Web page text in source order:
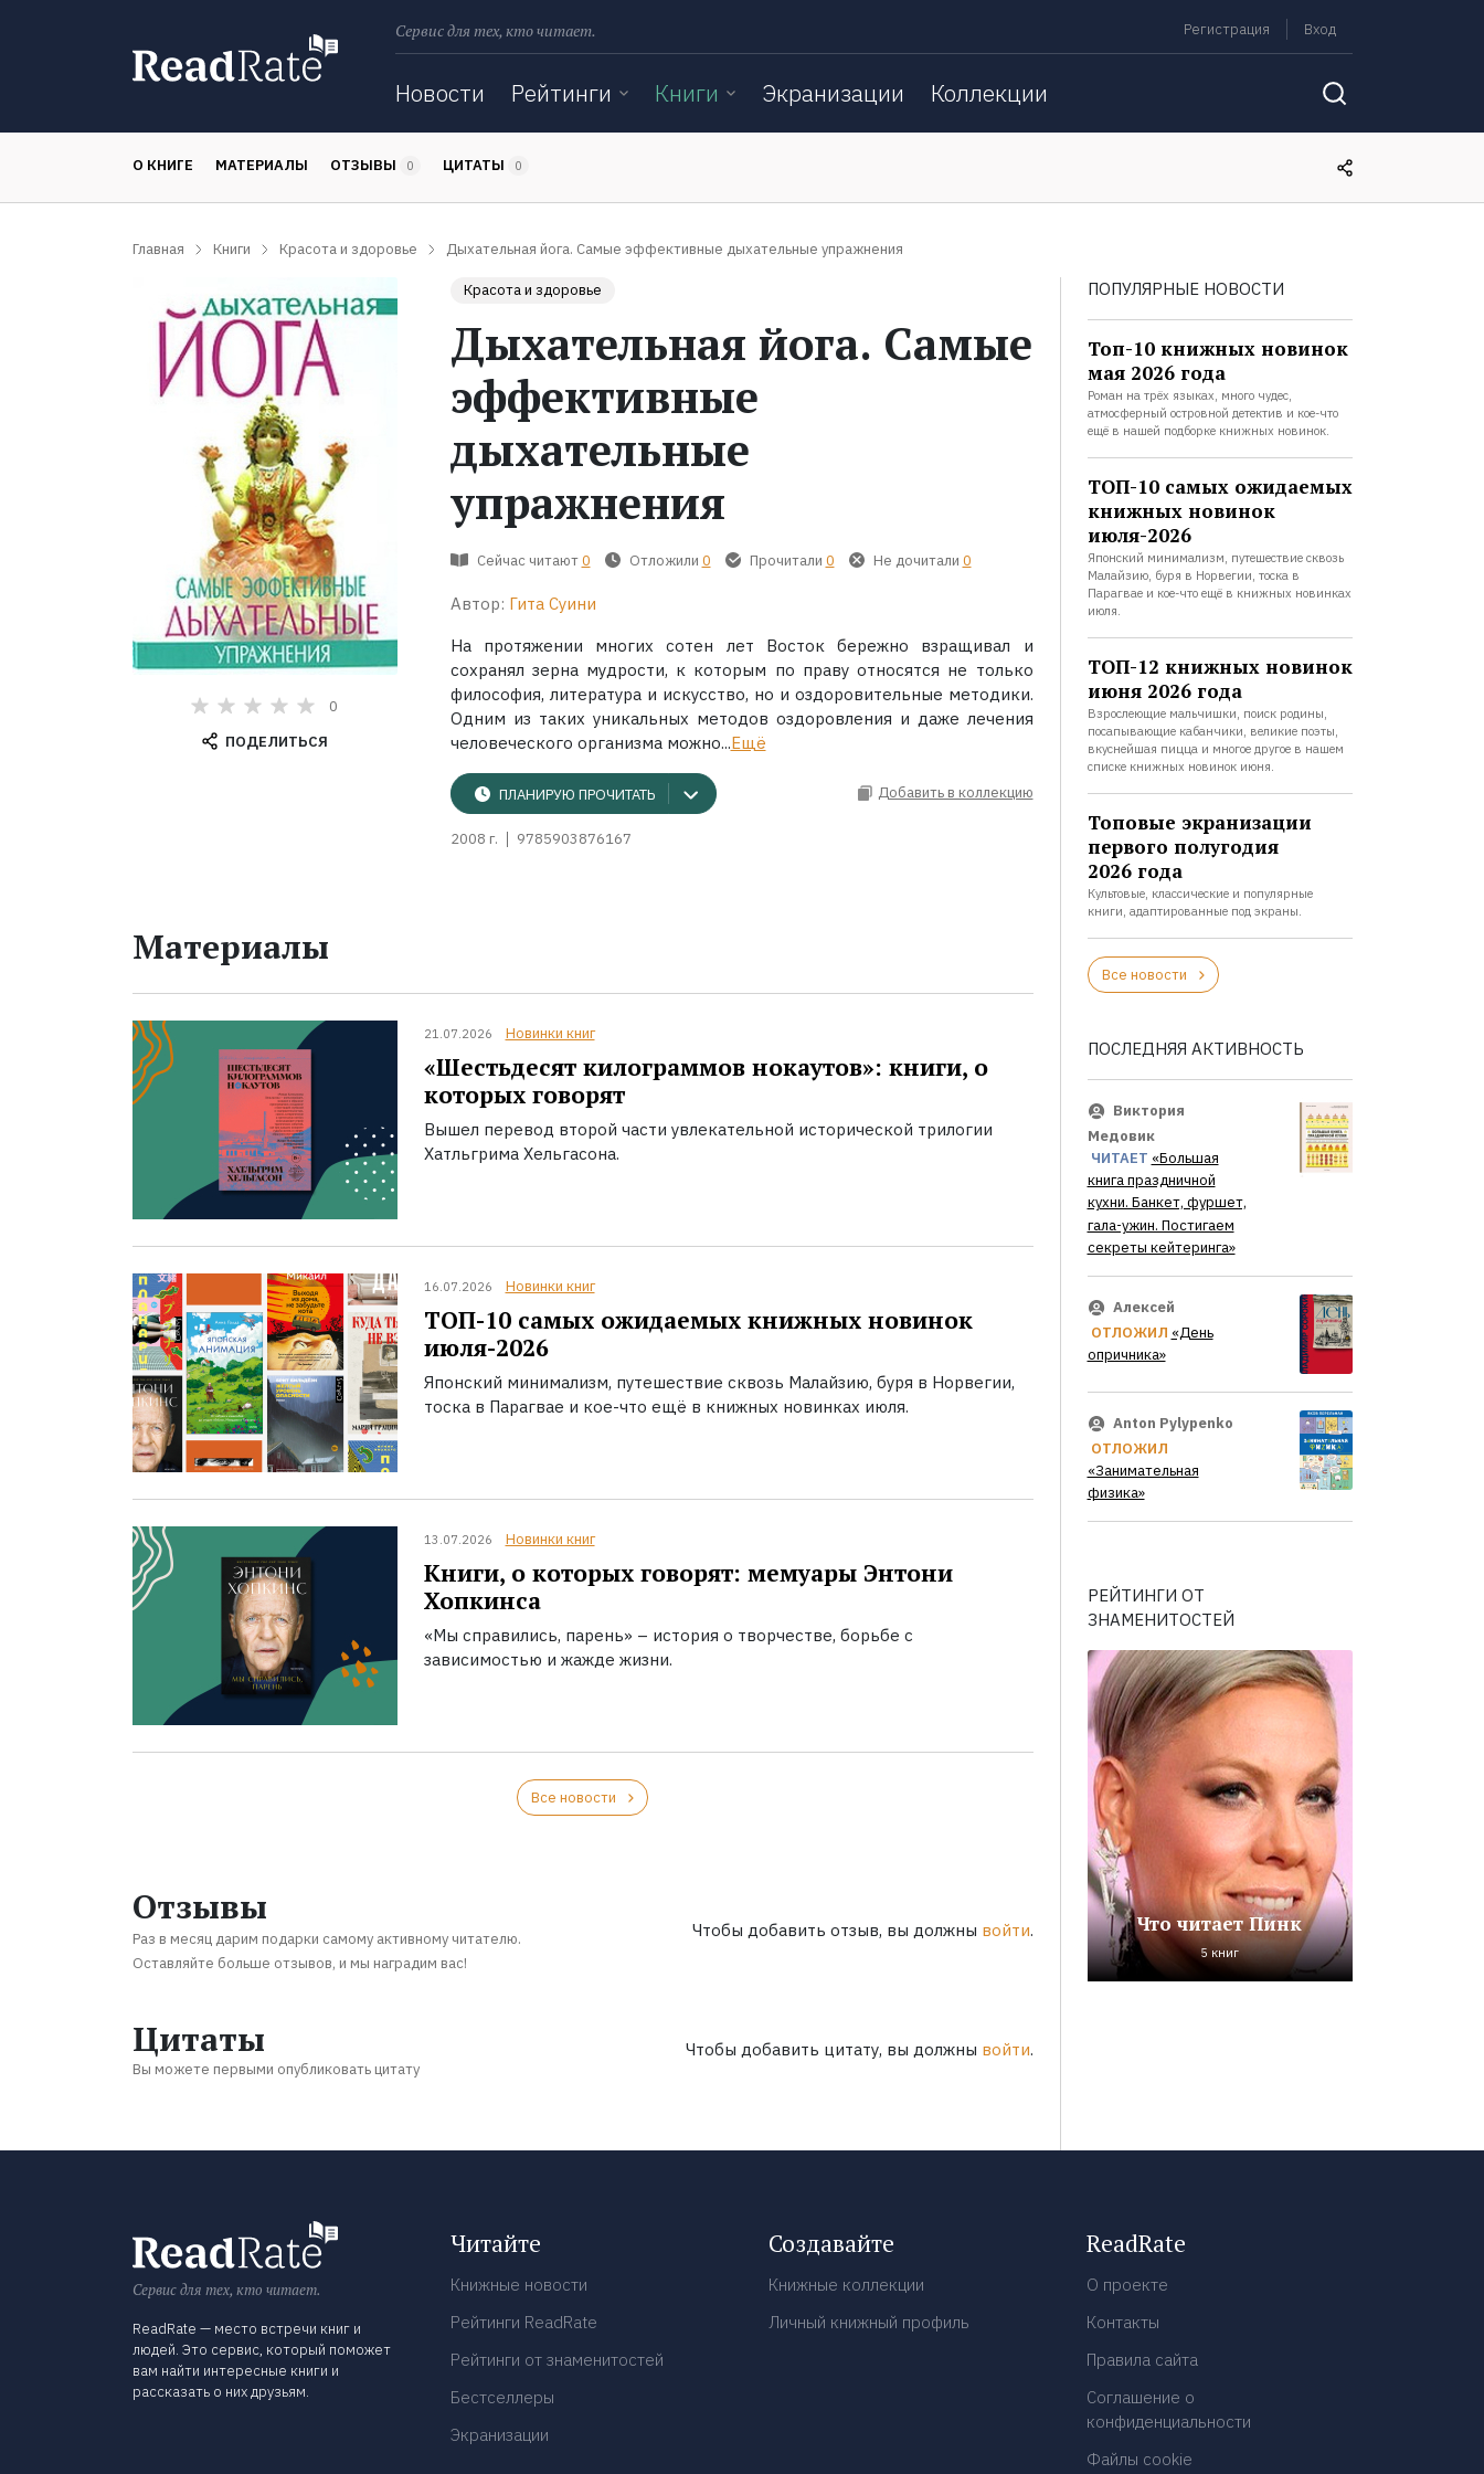
Сервис для тех, кто читает. Регистрация Вход
Новости Рейтинги Книги Экранизации Коллекции
О КНИГЕ МАТЕРИАЛЫ ОТЗЫВЫ 0 ЦИТАТЫ 0
Главная Книги Красота и здоровье Дыхательная йога. Самые эффективные дыхательные упражнения
0
ПОДЕЛИТЬСЯ
Красота и здоровье
Дыхательная йога. Самые
эффективные
дыхательные
упражнения
Сейчас читают 0 Отложили 0 Прочитали 0 Не дочитали 0
Автор: Гита Суини
На протяжении многих сотен лет Восток бережно взращивал и
сохранял зерна мудрости, к которым по праву относятся не только
философия, литература и искусство, но и оздоровительные методики.
Одним из таких уникальных методов оздоровления и даже лечения
человеческого организма можно...Ещё
ПЛАНИРУЮ ПРОЧИТАТЬ Добавить в коллекцию
2008 г. 9785903876167
Материалы
21.07.2026 Новинки книг
«Шестьдесят килограммов нокаутов»: книги, о
которых говорят
Вышел перевод второй части увлекательной исторической трилогии
Хатльгрима Хельгасона.
16.07.2026 Новинки книг
ТОП-10 самых ожидаемых книжных новинок
июля-2026
Японский минимализм, путешествие сквозь Малайзию, буря в Норвегии,
тоска в Парагвае и кое-что ещё в книжных новинках июля.
13.07.2026 Новинки книг
Книги, о которых говорят: мемуары Энтони
Хопкинса
«Мы справились, парень» – история о творчестве, борьбе с
зависимостью и жажде жизни.
Все новости
Отзывы
Раз в месяц дарим подарки самому активному читателю.
Оставляйте больше отзывов, и мы наградим вас!
Чтобы добавить отзыв, вы должны войти.
Цитаты
Вы можете первыми опубликовать цитату
Чтобы добавить цитату, вы должны войти.
ПОПУЛЯРНЫЕ НОВОСТИ
Топ-10 книжных новинок
мая 2026 года
Роман на трёх языках, много чудес,
атмосферный островной детектив и кое-что
ещё в нашей подборке книжных новинок.
ТОП-10 самых ожидаемых
книжных новинок
июля-2026
Японский минимализм, путешествие сквозь
Малайзию, буря в Норвегии, тоска в
Парагвае и кое-что ещё в книжных новинках
июля.
ТОП-12 книжных новинок
июня 2026 года
Взрослеющие мальчишки, поиск родины,
посапывающие кабанчики, великие поэты,
вкуснейшая пицца и многое другое в нашем
списке книжных новинок июня.
Топовые экранизации
первого полугодия
2026 года
Культовые, классические и популярные
книги, адаптированные под экраны.
Все новости
ПОСЛЕДНЯЯ АКТИВНОСТЬ
Виктория
Медовик
ЧИТАЕТ «Большая
книга праздничной
кухни. Банкет, фуршет,
гала-ужин. Постигаем
секреты кейтеринга»
Алексей
ОТЛОЖИЛ «День
опричника»
Anton Pylypenko
ОТЛОЖИЛ
«Занимательная
физика»
РЕЙТИНГИ ОТ
ЗНАМЕНИТОСТЕЙ
Что читает Пинк
5 книг
Сервис для тех, кто читает.
ReadRate — место встречи книг и
людей. Это сервис, который поможет
вам найти интересные книги и
рассказать о них друзьям.
Читайте
Книжные новости
Рейтинги ReadRate
Рейтинги от знаменитостей
Бестселлеры
Экранизации
Создавайте
Книжные коллекции
Личный книжный профиль
ReadRate
О проекте
Контакты
Правила сайта
Соглашение о
конфиденциальности
Файлы cookie